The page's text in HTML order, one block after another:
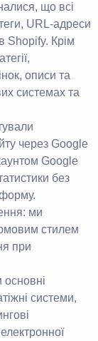
що всі
URL-адреси
Shopify. Крім
описи та
системах та
через Google
Google
без
ми
стилем
при
основні
системи,